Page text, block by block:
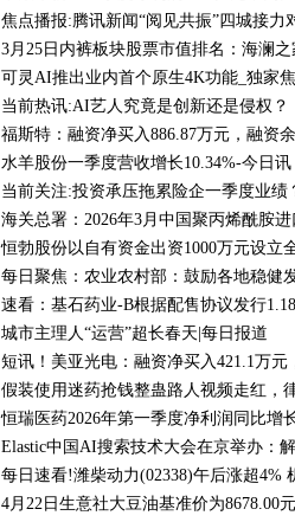
焦点播报:腾讯新闻“阅见共振”四城接
3月25日内裤板块股票市值排名：海澜
可灵AI推出业内首个原生4K功能_独家
当前热讯:AI艺人究竟是创新还是侵权？
福斯特：融资净买入886.87万元，融资
水羊股份一季度营收增长10.34%-今日讯
当前关注:投资承压拖累险企一季度业
海关总署：2026年3月中国聚丙烯酰胺
恒勃股份以自有资金出资1000万元设立
每日聚焦：农业农村部：鼓励各地稳健
速看：基石药业-B根据配售协议发行
城市主理人“运营”超长春天|每日报道
短讯！美亚光电：融资净买入421.1万元
假装使用迷药抢钱整蛊路人视频走红，
恒瑞医药2026年第一季度净利润同比增
​Elastic中国AI搜索技术大会在京举办：
每日速看!潍柴动力(02338)午后涨超4%
4月22日生意社大豆油基准价为8678.00